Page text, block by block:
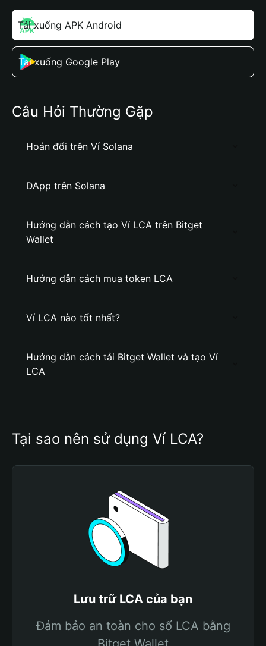
Tải xuống APK Android
Tải xuống Google Play
Câu Hỏi Thường Gặp
Hoán đổi trên Ví Solana
DApp trên Solana
Hướng dẫn cách tạo Ví LCA trên Bitget
Wallet
Hướng dẫn cách mua token LCA
Ví LCA nào tốt nhất?
Hướng dẫn cách tải Bitget Wallet và tạo Ví
LCA
Tại sao nên sử dụng Ví LCA?
Lưu trữ LCA của bạn
Đảm bảo an toàn cho số LCA bằng